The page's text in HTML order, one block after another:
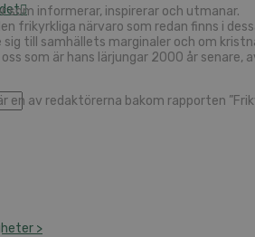
informerar, inspirerar och utmanar.
frikyrkliga närvaro som redan finns i
till samhällets marginaler och om
som är hans lärjungar 2000 år senare,
en av redaktörerna bakom rapporten
>